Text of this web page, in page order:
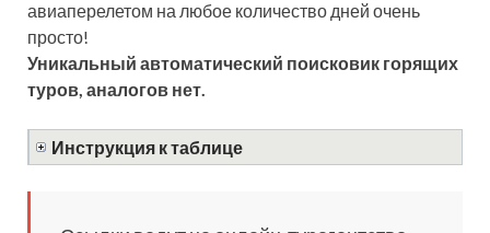
авиаперелетом на любое количество дней очень
просто!
Уникальный автоматический поисковик горящих
туров, аналогов нет.
Инструкция к таблице